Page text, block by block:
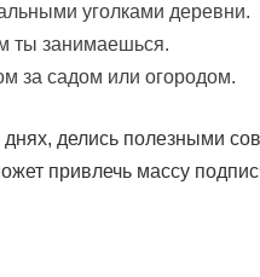
уголками деревни.
ты занимаешься.
за садом или огородом.
делись полезными
привлечь массу